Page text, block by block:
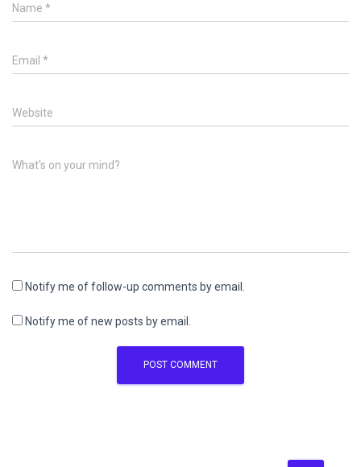
Name *
Email *
Website
What's on your mind?
Notify me of follow-up comments by email.
Notify me of new posts by email.